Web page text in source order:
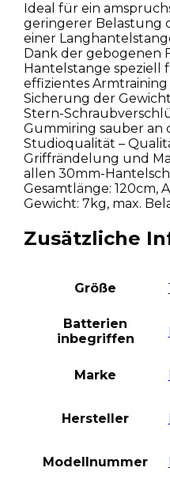
Ideal für ein
geringerer Belastung
einer
Dank der gebogenen
Hantelstange speziell
effizientes
Sicherung der
Stern-
Gummiring sauber an
Studioqualität –
Griffrändelung und
allen 30mm-
Gesamtlänge: 120cm,
Gewicht: 7kg, max.
Zusätzliche
Größe
Batterien
inbegriffen
Marke
Hersteller
Modellnummer